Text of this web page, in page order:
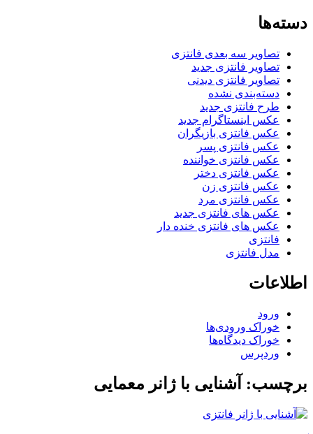
دسته‌ها
تصاویر سه بعدی فانتزی
تصاویر فانتزی جدید
تصاویر فانتزی دیدنی
دسته‌بندی نشده
طرح فانتزی جدید
عکس اینستاگرام جدید
عکس فانتزی بازیگران
عکس فانتزی پسر
عکس فانتزی خواننده
عکس فانتزی دختر
عکس فانتزی زن
عکس فانتزی مرد
عکس های فانتزی جدید
عکس های فانتزی خنده دار
فانتزی
مدل فانتزی
اطلاعات
ورود
خوراک ورودی‌ها
خوراک دیدگاه‌ها
وردپرس
برچسب: آشنایی با ژانر معمایی